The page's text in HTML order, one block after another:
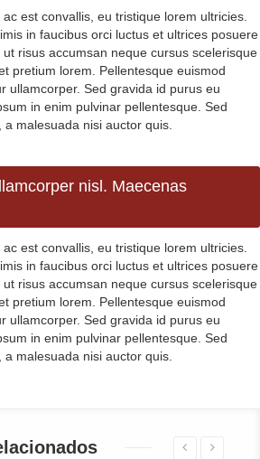
est convallis, eu tristique lorem ultricies.
in faucibus orci luctus et ultrices posuere
risus accumsan neque cursus scelerisque
pretium lorem. Pellentesque euismod
ullamcorper. Sed gravida id purus eu
in enim pulvinar pellentesque. Sed
malesuada nisi auctor quis.
nisl. Maecenas
est convallis, eu tristique lorem ultricies.
in faucibus orci luctus et ultrices posuere
risus accumsan neque cursus scelerisque
pretium lorem. Pellentesque euismod
ullamcorper. Sed gravida id purus eu
in enim pulvinar pellentesque. Sed
malesuada nisi auctor quis.